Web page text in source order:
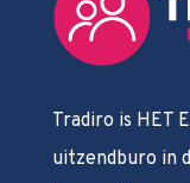
Tradiro is HET
uitzendburo in